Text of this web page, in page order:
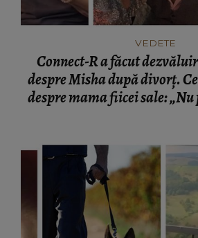
VEDETE
Connect-R a făcut
despre Misha după divorț.
despre mama fiicei sale: „Nu